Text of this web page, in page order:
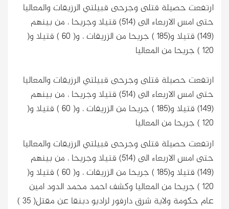
ارتفعت حصيلة قتلى وجرحى قبيلتي الرزيقات والمعاليا
حتى امس الاربعاء الى (514) قتيلا وجريحا ، من بينهم
(149) قتيلا و(185 ) جريحا من الزريقات ، و( 60 ) قتيلا و(
120 ) جريحا من المعاليا
ارتفعت حصيلة قتلى وجرحى قبيلتي الرزيقات والمعاليا
حتى امس الاربعاء الى (514) قتيلا وجريحا ، من بينهم
(149) قتيلا و(185 ) جريحا من الزريقات ، و( 60 ) قتيلا و(
120 ) جريحا من المعاليا
ارتفعت حصيلة قتلى وجرحى قبيلتي الرزيقات والمعاليا
حتى امس الاربعاء الى (514) قتيلا وجريحا ، من بينهم
(149) قتيلا و(185 ) جريحا من الزريقات ، و( 60 ) قتيلا و(
120 ) جريحا من المعاليا
وكشف احمد محمد الدود امين
عام حكومة ولاية شرق دارفور لراديو دبنقا عن مقتل( 35 )